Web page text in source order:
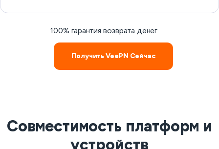
100% гарантия возврата денег
Получить VeePN Сейчас
Совместимость платформ и
устройств